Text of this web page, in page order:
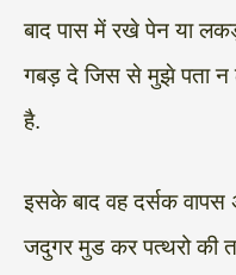
बाद पास में रखे पेन या
गबड़ दे जिस से मुझे पता
है.
इसके बाद वह दर्सक
जदुगर मुड कर पत्थरो